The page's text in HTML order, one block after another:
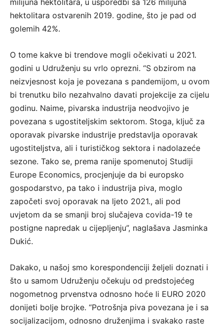
milijuna hektolitara, u usporedbi sa 126 milijuna
hektolitara ostvarenih 2019. godine, što je pad od
golemih 42%.
O tome kakve bi trendove mogli očekivati u 2021.
godini u Udruženju su vrlo oprezni. “S obzirom na
neizvjesnost koja je povezana s pandemijom, u ovom
bi trenutku bilo nezahvalno davati projekcije za cijelu
godinu. Naime, pivarska industrija neodvojivo je
povezana s ugostiteljskim sektorom. Stoga, ključ za
oporavak pivarske industrije predstavlja oporavak
ugostiteljstva, ali i turističkog sektora i nadolazeće
sezone. Tako se, prema ranije spomenutoj Studiji
Europe Economics, procjenjuje da bi europsko
gospodarstvo, pa tako i industrija piva, moglo
započeti svoj oporavak na ljeto 2021., ali pod
uvjetom da se smanji broj slučajeva covida-19 te
postigne napredak u cijepljenju”, naglašava Jasminka
Dukić.
Dakako, u našoj smo korespondenciji željeli doznati i
što u samom Udruženju očekuju od predstojećeg
nogometnog prvenstva odnosno hoće li EURO 2020
donijeti bolje brojke. “Potrošnja piva povezana je i sa
socijalizacijom, odnosno druženjima i svakako raste